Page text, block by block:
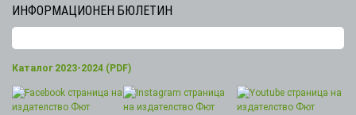
ИНФОРМАЦИОНЕН БЮЛЕТИН
Каталог 2023-2024 (PDF)